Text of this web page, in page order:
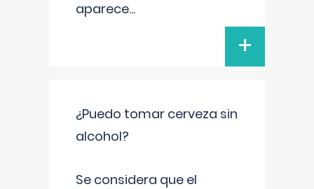
aparece...
+
¿Puedo tomar cerveza sin
alcohol?
Se considera que el